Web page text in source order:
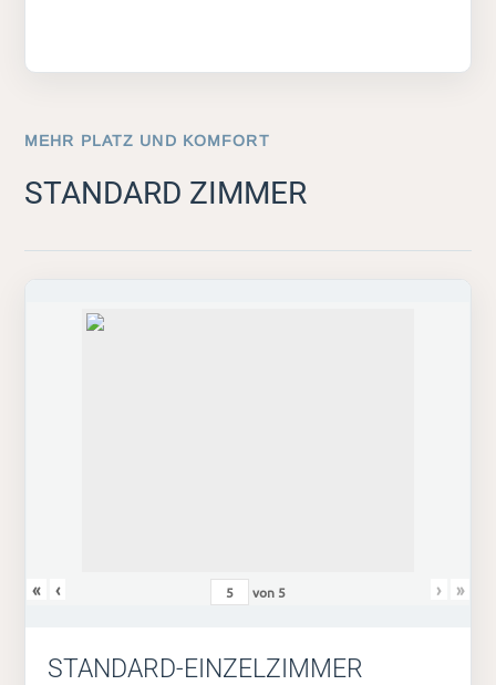
MEHR PLATZ UND KOMFORT
STANDARD ZIMMER
« ‹ von 5 › »
STANDARD-EINZELZIMMER